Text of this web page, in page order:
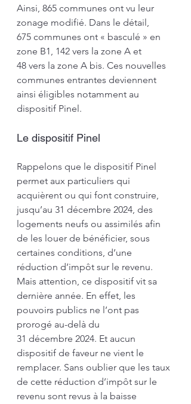
Ainsi, 865 communes ont vu leur
zonage modifié. Dans le détail,
675 communes ont « basculé » en
zone B1, 142 vers la zone A et
48 vers la zone A bis. Ces nouvelles
communes entrantes deviennent
ainsi éligibles notamment au
dispositif Pinel.
Le dispositif Pinel
Rappelons que le dispositif Pinel
permet aux particuliers qui
acquièrent ou qui font construire,
jusqu’au 31 décembre 2024, des
logements neufs ou assimilés afin
de les louer de bénéficier, sous
certaines conditions, d’une
réduction d’impôt sur le revenu.
Mais attention, ce dispositif vit sa
dernière année. En effet, les
pouvoirs publics ne l’ont pas
prorogé au-delà du
31 décembre 2024. Et aucun
dispositif de faveur ne vient le
remplacer. Sans oublier que les taux
de cette réduction d’impôt sur le
revenu sont revus à la baisse